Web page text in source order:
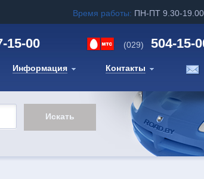
Время работы: ПН-ПТ 9.30-
15-00 (029) 504-15-
Информация Контакты